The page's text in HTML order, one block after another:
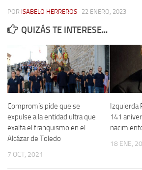
Actividades
Colabora
Contacto
Memoria Histórica
Investigación previa de la represión en
1947).
Informe Represión en Toledo 1936-1947 |
Informe de la fosa de abril de 1939 de
Enciclopedia Republicana
POR ISABELO HERREROS · 22 ENERO, 2023
QUIZÁS TE INTERESE...
Compromís pide que se
expulse a la entidad ultra que
exalta el franquismo en el
Alcázar de Toledo
7 OCT, 2021
Izquierda
141
18 ENE,